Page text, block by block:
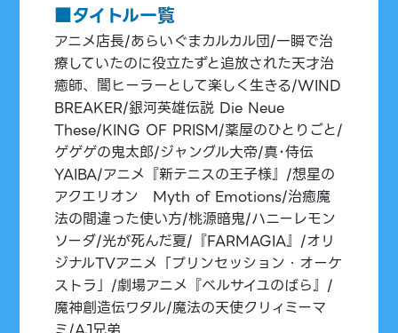
■タイトル一覧
アニメ店長/あらいぐまカルカル団/一瞬で治
療していたのに役立たずと追放された天才治
癒師、闇ヒーラーとして楽しく生きる/WIND
BREAKER/銀河英雄伝説 Die Neue
These/KING OF PRISM/薬屋のひとりごと/
ゲゲゲの鬼太郎/ジャングル大帝/真･侍伝
YAIBA/アニメ『新テニスの王子様』/想星の
アクエリオン Myth of Emotions/治癒魔
法の間違った使い方/桃源暗鬼/ハニーレモン
ソーダ/光が死んだ夏/『FARMAGIA』/オリ
ジナルTVアニメ「プリンセッション・オーケ
ストラ」/劇場アニメ『ベルサイユのばら』/
魔神創造伝ワタル/魔法の天使クリィミーマ